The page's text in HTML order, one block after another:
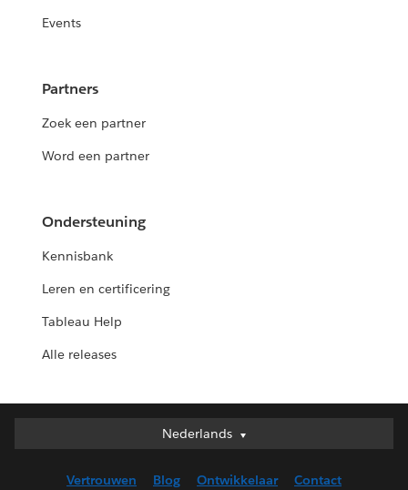
Events
Partners
Zoek een partner
Word een partner
Ondersteuning
Kennisbank
Leren en certificering
Tableau Help
Alle releases
Nederlands
Nederlands
English (UK)
Vertrouwen Blog Ontwikkelaar Contact